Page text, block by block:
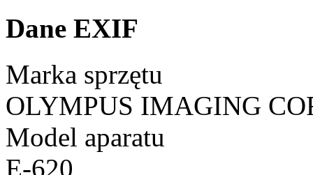
Dane EXIF
Marka sprzętu
OLYMPUS IMAGING
Model aparatu
E-620